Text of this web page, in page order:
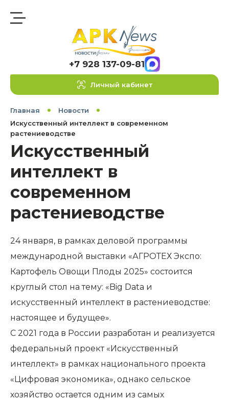
+7 928 137-09-81
Личный кабинет
Главная
Новости
Искусственный интеллект в современном
растениеводстве
Искусственный
интеллект в
современном
растениеводстве
24 января, в рамках деловой программы
международной выставки «АГРОТЕХ Экспо:
Картофель Овощи Плоды 2025» состоится
круглый стол на тему: «Big Data и
искусственный интеллект в растениеводстве:
настоящее и будущее».
С 2021 года в России разработан и реализуется
федеральный проект «Искусственный
интеллект» в рамках национального проекта
«Цифровая экономика», однако сельское
хозяйство остается одним из самых